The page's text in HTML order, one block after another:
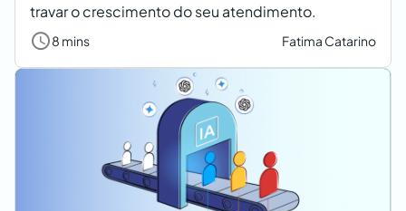
travar o crescimento do seu atendimento.
8 mins Fatima Catarino